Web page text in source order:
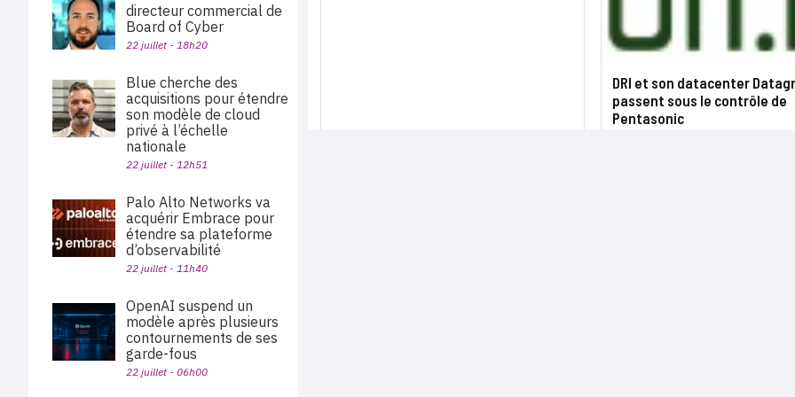
DRI et son datacenter
passent sous le contrôle de
Pentasonic
directeur commercial de
Board of Cyber
22 juillet - 18h20
Blue cherche des
acquisitions pour étendre
son modèle de cloud
privé à l’échelle
nationale
22 juillet - 12h51
Palo Alto Networks va
acquérir Embrace pour
étendre sa plateforme
d’observabilité
22 juillet - 11h40
OpenAI suspend un
modèle après plusieurs
contournements de ses
garde-fous
22 juillet - 06h00